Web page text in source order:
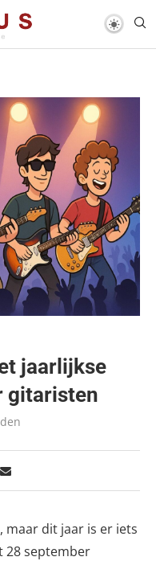
jaarlijkse
gitaristen
maar dit jaar is er iets
28 september